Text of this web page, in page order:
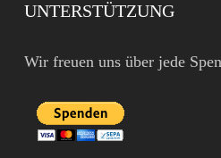
UNTERSTÜTZUNG
Wir freuen uns über jede